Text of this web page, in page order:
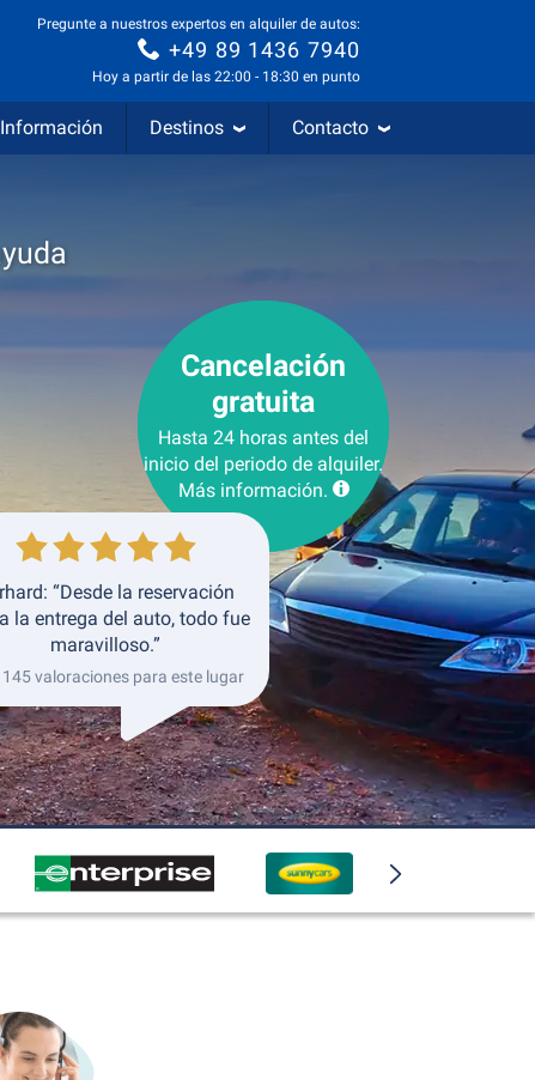
Pregunte a nuestros expertos en alquiler de autos:
+49 89 1436 7940
Hoy a partir de las 22:00 - 18:30 en punto
Información Destinos Contacto
Cancelación
gratuita
Hasta 24 horas antes del
inicio del periodo de alquiler.
Más información.
“Desde la reservación
la entrega del auto, todo fue
maravilloso.”
145 valoraciones para este lugar